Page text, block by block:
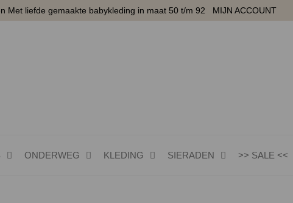
Met liefde gemaakte babykleding in maat 50 t/m 92 MIJN ACCOUNT
ONDERWEG KLEDING SIERADEN >> SALE <<